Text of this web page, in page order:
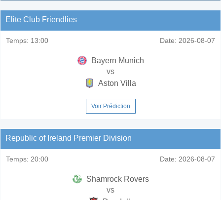
Elite Club Friendlies
Temps: 13:00 Date: 2026-08-07
Bayern Munich
vs
Aston Villa
Voir Prédiction
Republic of Ireland Premier Division
Temps: 20:00 Date: 2026-08-07
Shamrock Rovers
vs